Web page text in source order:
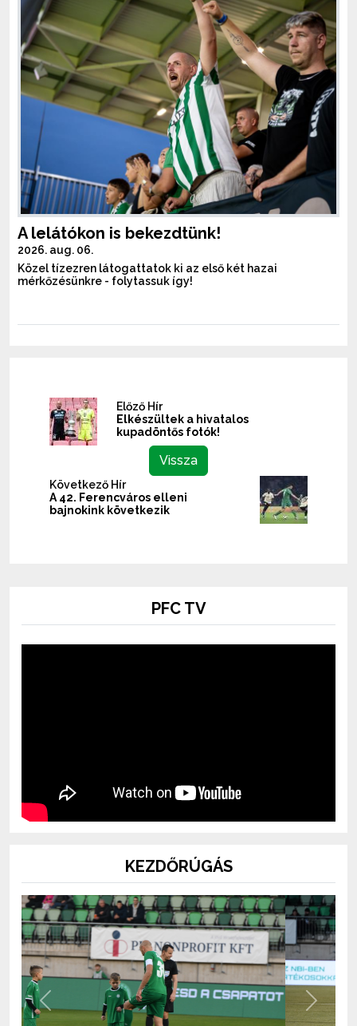
A lelátókon is bekezdtünk!
2026. aug. 06.
Közel tízezren látogattatok ki az első két hazai
mérkőzésünkre - folytassuk így!
Előző Hír
Elkészültek a hivatalos
kupadöntős fotók!
Vissza
Következő Hír
A 42. Ferencváros elleni
bajnokink következik
PFC TV
KEZDŐRÚGÁS
Previous Next